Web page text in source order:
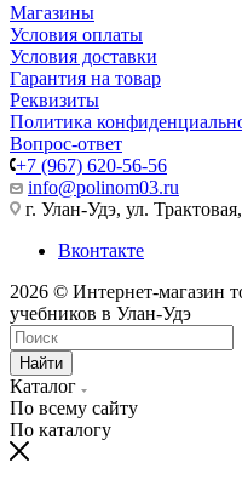
Магазины
Условия оплаты
Условия доставки
Гарантия на товар
Реквизиты
Политика
Вопрос-ответ
+7 (967) 620-56-56
info@polinom03.ru
г. Улан-Удэ, ул.
Вконтакте
2026 © Интернет-магазин
учебников в Улан-Удэ
Найти
Каталог
По всему сайту
По каталогу